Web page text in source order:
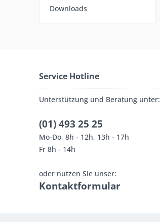
Downloads
Service Hotline
Unterstützung und Beratung unter:
(01) 493 25 25
Mo-Do, 8h - 12h, 13h - 17h
Fr 8h - 14h
oder nutzen Sie unser:
Kontaktformular